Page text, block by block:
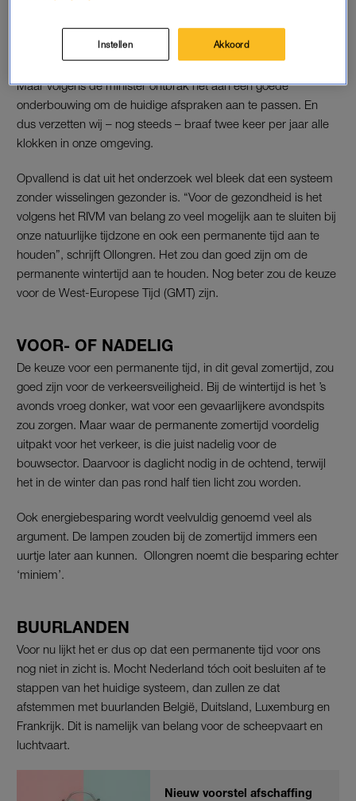
uitgebreid onderzoek naar drie mogelijke varianten. Namelijk:
permanente zomertijd, permanente wintertijd óf behoud van
het systeem waarbij de klok jaarlijks tweemaal wordt verzet.
Maar volgens de minister ontbrak het aan een goede
onderbouwing om de huidige afspraken aan te passen. En
dus verzetten wij – nog steeds – braaf twee keer per jaar alle
klokken in onze omgeving.
Opvallend is dat uit het onderzoek wel bleek dat een systeem
zonder wisselingen gezonder is. “Voor de gezondheid is het
volgens het RIVM van belang zo veel mogelijk aan te sluiten bij
onze natuurlijke tijdzone en ook een permanente tijd aan te
houden”, schrijft Ollongren. Het zou dan goed zijn om de
permanente wintertijd aan te houden. Nog beter zou de keuze
voor de West-Europese Tijd (GMT) zijn.
VOOR- OF NADELIG
De keuze voor een permanente tijd, in dit geval zomertijd, zou
goed zijn voor de verkeersveiligheid. Bij de wintertijd is het ’s
avonds vroeg donker, wat voor een gevaarlijkere avondspits
zou zorgen. Maar waar de permanente zomertijd voordelig
uitpakt voor het verkeer, is die juist nadelig voor de
bouwsector. Daarvoor is daglicht nodig in de ochtend, terwijl
het in de winter dan pas rond half tien licht zou worden.
Ook energiebesparing wordt veelvuldig genoemd veel als
argument. De lampen zouden bij de zomertijd immers een
uurtje later aan kunnen. Ollongren noemt die besparing echter
‘miniem’.
BUURLANDEN
Voor nu lijkt het er dus op dat een permanente tijd voor ons
nog niet in zicht is. Mocht Nederland tóch ooit besluiten af te
stappen van het huidige systeem, dan zullen ze dat
afstemmen met buurlanden België, Duitsland, Luxemburg en
Frankrijk. Dit is namelijk van belang voor de scheepvaart en
luchtvaart.
Nieuw voorstel afschaffing
Instellen Akkoord